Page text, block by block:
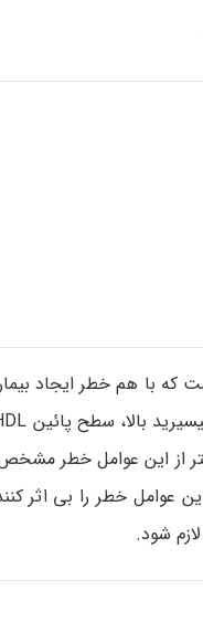
گروهی از 5 عامل خطر است که
متابولیک با 3 تا یا بیشتر
عوامل خطر را بی اثر
شود.